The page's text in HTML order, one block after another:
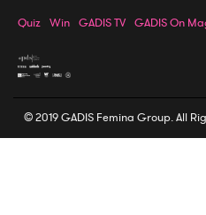
Quiz Win GADIS TV GADIS On
© 2019 GADIS Femina Group. All